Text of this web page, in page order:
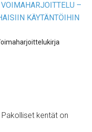
–
KÄYTÄNTÖIHIN
Pakolliset kentät on